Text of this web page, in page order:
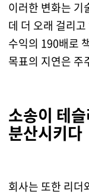
이러한 변화는 기
데 더 오래 걸리
수익의 190배로
목표의 지연은 주
소송이 테
분산시키다
회사는 또한 리더